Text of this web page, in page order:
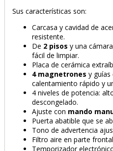
PRODUCTO
Sus características son:
Carcasa y cavidad de
resistente.
De 2 pisos y una
fácil de limpiar.
Placa de cerámica
4 magnetrones y guías
calentamiento rápido y
4 niveles de potencia:
descongelado.
Ajuste con mando
Puerta abatible que se
Tono de advertencia
Filtro aire en parte
Temporizador